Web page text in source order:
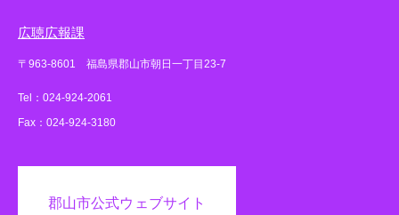
広聴広報課
〒963-8601 福島県郡山市朝日一丁目23-7
Tel：024-924-2061
Fax：024-924-3180
郡山市公式ウェブサイト